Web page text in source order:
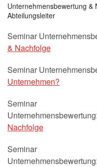
Unternehmensbewertung &
Abteilungsleiter
Seminar
& Nachfolge
Seminar
Unternehmen?
Seminar
Unternehmensbewertung:
Nachfolge
Seminar
Unternehmensbewertung: